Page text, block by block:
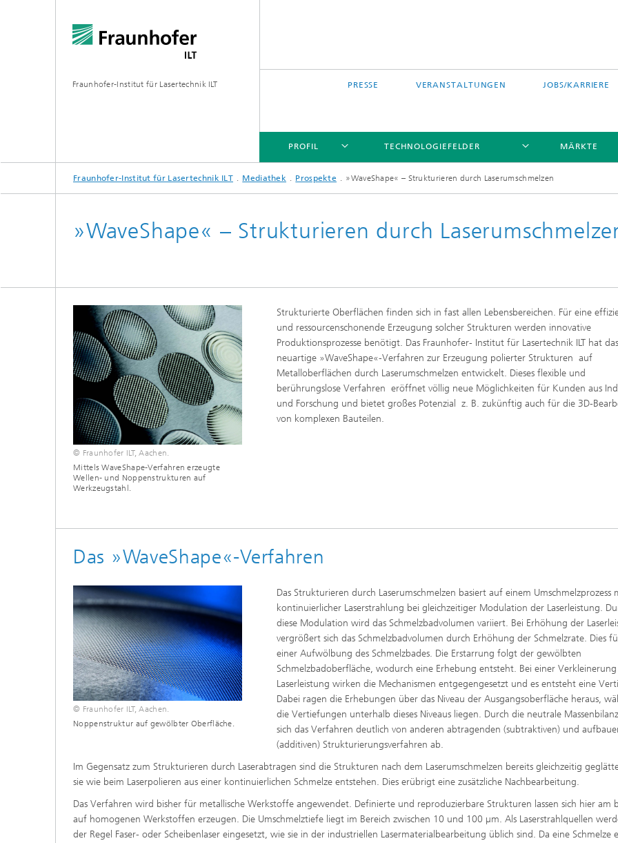
Fraunhofer-Institut für Lasertechnik ILT PRESSE VERANSTALTUNGEN JOBS/KARRIERE
PROFIL
PROFIL
TECHNOLOGIEFELDER
TECHNOLOGIEFELDER
MÄRKTE
MÄRKTE
PROJEKTE
MEDIATHEK
Fraunhofer-Institut für Lasertechnik ILT Mediathek Prospekte »WaveShape« – Strukturieren durch Laserumschmelzen
»WaveShape« – Strukturieren durch
© Fraunhofer ILT, Aachen.
Mittels WaveShape-Verfahren erzeugte
Wellen- und Noppenstrukturen auf
Werkzeugstahl.
Strukturierte Oberflächen finden sich in fast allen Lebensbereichen. Für eine
und ressourcenschonende Erzeugung solcher Strukturen werden innovative
Produktionsprozesse benötigt. Das Fraunhofer- Institut für Lasertechnik ILT hat das
neuartige »WaveShape«-Verfahren zur Erzeugung polierter Strukturen auf
Metalloberflächen durch Laserumschmelzen entwickelt. Dieses flexible und
berührungslose Verfahren eröffnet völlig neue Möglichkeiten für Kunden aus
und Forschung und bietet großes Potenzial z. B. zukünftig auch für die 3D-
von komplexen Bauteilen.
Das »WaveShape«-Verfahren
© Fraunhofer ILT, Aachen.
Noppenstruktur auf gewölbter Oberfläche.
Das Strukturieren durch Laserumschmelzen basiert auf einem Umschmelzprozess
kontinuierlicher Laserstrahlung bei gleichzeitiger Modulation der Laserleistung.
diese Modulation wird das Schmelzbadvolumen variiert. Bei Erhöhung der
vergrößert sich das Schmelzbadvolumen durch Erhöhung der Schmelzrate. Dies
einer Aufwölbung des Schmelzbades. Die Erstarrung folgt der gewölbten
Schmelzbadoberfläche, wodurch eine Erhebung entsteht. Bei einer
Laserleistung wirken die Mechanismen entgegengesetzt und es entsteht eine
Dabei ragen die Erhebungen über das Niveau der Ausgangsoberfläche heraus,
die Vertiefungen unterhalb dieses Niveaus liegen. Durch die neutrale
sich das Verfahren deutlich von anderen abtragenden (subtraktiven) und
(additiven) Strukturierungsverfahren ab.
Im Gegensatz zum Strukturieren durch Laserabtragen sind die Strukturen nach dem Laserumschmelzen bereits gleichzeitig
sie wie beim Laserpolieren aus einer kontinuierlichen Schmelze entstehen. Dies erübrigt eine zusätzliche Nachbearbeitung.
Das Verfahren wird bisher für metallische Werkstoffe angewendet. Definierte und reproduzierbare Strukturen lassen sich hier am
auf homogenen Werkstoffen erzeugen. Die Umschmelztiefe liegt im Bereich zwischen 10 und 100 µm. Als Laserstrahlquellen
der Regel Faser- oder Scheibenlaser eingesetzt, wie sie in der industriellen Lasermaterialbearbeitung üblich sind. Da eine Schmelze